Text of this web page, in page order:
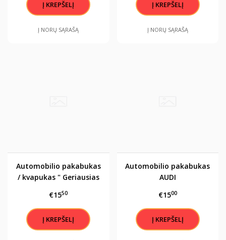
Į NORŲ SĄRAŠĄ Į NORŲ SĄRAŠĄ
Automobilio pakabukas
/ kvapukas " Geriausias
"Nelėk greičiau, nei
skrieja tavo angelas
sargas"
€1550
Automobilio pakabukas
AUDI
€1500